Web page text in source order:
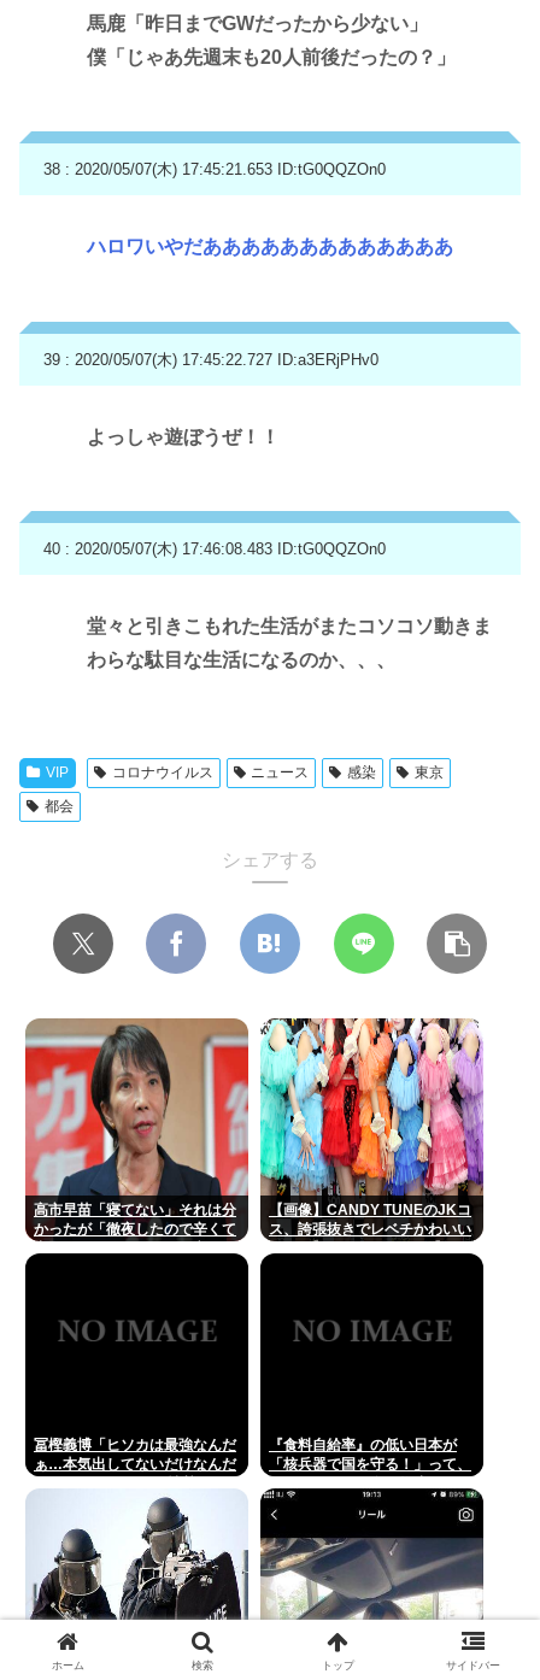
馬鹿「昨日までGWだったから少ない」
僕「じゃあ先週末も20人前後だったの？」
38 : 2020/05/07(木) 17:45:21.653 ID:tG0QQZOn0
ハロワいやだあああああああああああああ
39 : 2020/05/07(木) 17:45:22.727 ID:a3ERjPHv0
よっしゃ遊ぼうぜ！！
40 : 2020/05/07(木) 17:46:08.483 ID:tG0QQZOn0
堂々と引きこもれた生活がまたコソコソ動きま
わらな駄目な生活になるのか、、、
VIP コロナウイルス ニュース 感染
東京
都会
シェアする
高市早苗「寝てない」それは分
かったが「徹夜したので辛くて
【画像】CANDY TUNEのJKコ
ス、誇張抜きでレベチかわいい
冨樫義博「ヒソカは最強なんだ
ぁ…本気出してないだけなんだ
『食料自給率』の低い日本が
「核兵器で国を守る！」って、
たら終わりじゃん
ホーム 検索 トップ サイドバー